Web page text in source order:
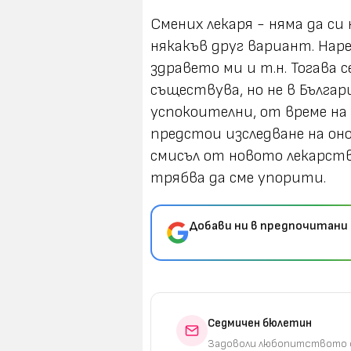
Смених лекаря - няма да
някакъв друг вариант.
здравето ми и т.н. Тогава
съществува, но не в
успокоителни, от време на
предстои изследване на
смисъл от новото
трябва да сме упорити.
Добави ни в
Седмичен бюлетин
Задоволи любопитството